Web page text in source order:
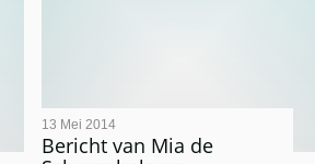
Bericht van Mia de
13 Mei 2014